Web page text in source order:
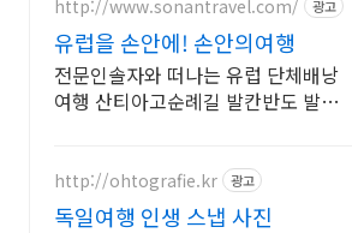
http://www.sonantravel.com/ 광고
유럽을 손안에! 손안의여행
전문인솔자와 떠나는 유럽 단체배낭
여행 산티아고순례길 발칸반도 발틱
동유럽 세미팩제공
http://ohtografie.kr 광고
독일여행 인생 스냅 사진